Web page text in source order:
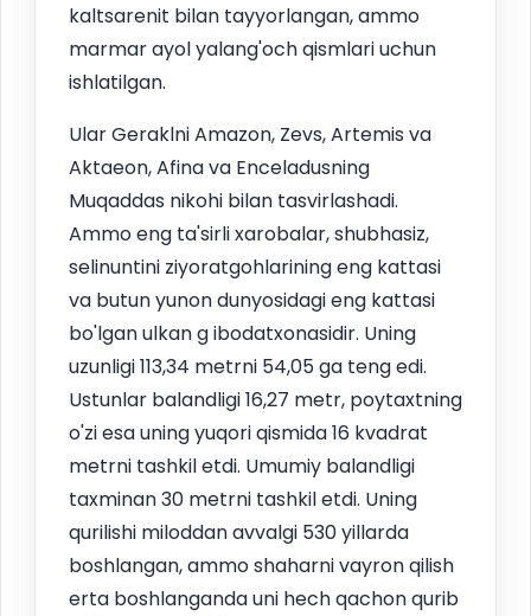
kaltsarenit bilan tayyorlangan, ammo
marmar ayol yalang'och qismlari uchun
ishlatilgan.
Ular Geraklni Amazon, Zevs, Artemis va
Aktaeon, Afina va Enceladusning
Muqaddas nikohi bilan tasvirlashadi.
Ammo eng ta'sirli xarobalar, shubhasiz,
selinuntini ziyoratgohlarining eng kattasi
va butun yunon dunyosidagi eng kattasi
bo'lgan ulkan g ibodatxonasidir. Uning
uzunligi 113,34 metrni 54,05 ga teng edi.
Ustunlar balandligi 16,27 metr, poytaxtning
o'zi esa uning yuqori qismida 16 kvadrat
metrni tashkil etdi. Umumiy balandligi
taxminan 30 metrni tashkil etdi. Uning
qurilishi miloddan avvalgi 530 yillarda
boshlangan, ammo shaharni vayron qilish
erta boshlanganda uni hech qachon qurib